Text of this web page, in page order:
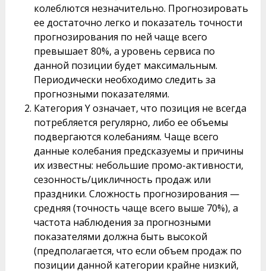
колеблются незначительно. Прогнозировать
ее достаточно легко и показатель точности
прогнозирования по ней чаще всего
превышает 80%, а уровень сервиса по
данной позиции будет максимальным.
Периодически необходимо следить за
прогнозными показателями.
Категория Y означает, что позиция не всегда
потребляется регулярно, либо ее объемы
подвергаются колебаниям. Чаще всего
данные колебания предсказуемы и причины
их известны: небольшие промо-активности,
сезонность/цикличность продаж или
праздники. Сложность прогнозирования —
средняя (точность чаще всего выше 70%), а
частота наблюдения за прогнозными
показателями должна быть высокой
(предполагается, что если объем продаж по
позиции данной категории крайне низкий,